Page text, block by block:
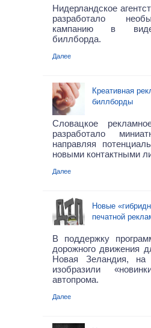
Нидерландское
разработало
кампанию в виде
биллборда.
Далее
Креативная
биллборды
Словацкое
разработало
направляя
новыми контактными
Далее
Новые
печатной
В поддержку
дорожного движения
Новая Зеландия, на
изобразили
автопрома.
Далее